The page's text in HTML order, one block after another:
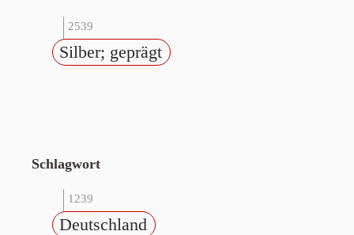
2539
Silber; geprägt
Schlagwort
1239
Deutschland